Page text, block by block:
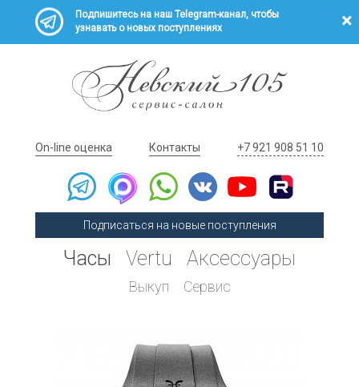
Подпишитесь на наш Telegram-канал, чтобы
узнавать о новых поступлениях
On-line оценка Контакты +7 921 908 51 10
Подписаться на новые поступления
Часы Vertu Аксессуары
Выкуп Сервис